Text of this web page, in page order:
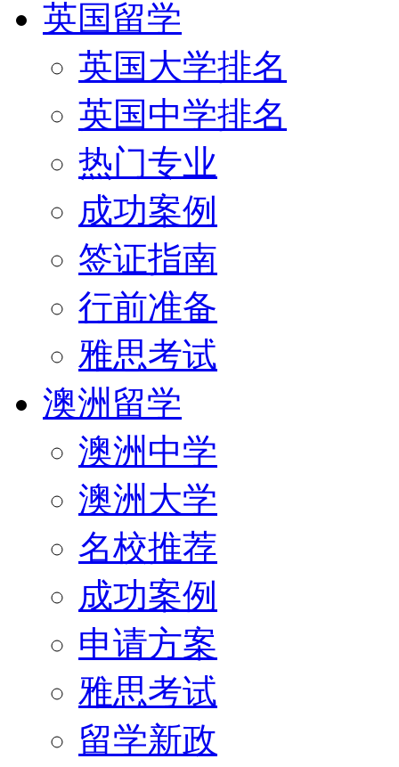
英国留学
英国大学排名
英国中学排名
热门专业
成功案例
签证指南
行前准备
雅思考试
澳洲留学
澳洲中学
澳洲大学
名校推荐
成功案例
申请方案
雅思考试
留学新政